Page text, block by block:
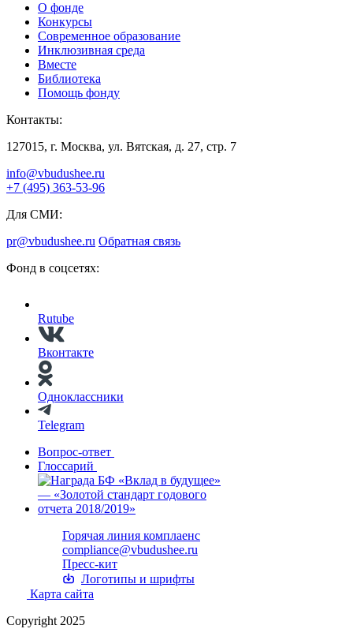
О фонде
Конкурсы
Современное образование
Инклюзивная среда
Вместе
Библиотека
Помощь фонду
Контакты:
127015, г. Москва, ул. Вятская, д. 27, стр. 7
info@vbudushee.ru
+7 (495) 363-53-96
Для СМИ:
pr@vbudushee.ru Обратная связь
Фонд в соцсетях:
Rutube
Вконтакте
Одноклассники
Telegram
Вопрос-ответ
Глоссарий
Горячая линия комплаенс
compliance@vbudushee.ru
Пресс-кит
Логотипы и шрифты
Карта сайта
Copyright 2025